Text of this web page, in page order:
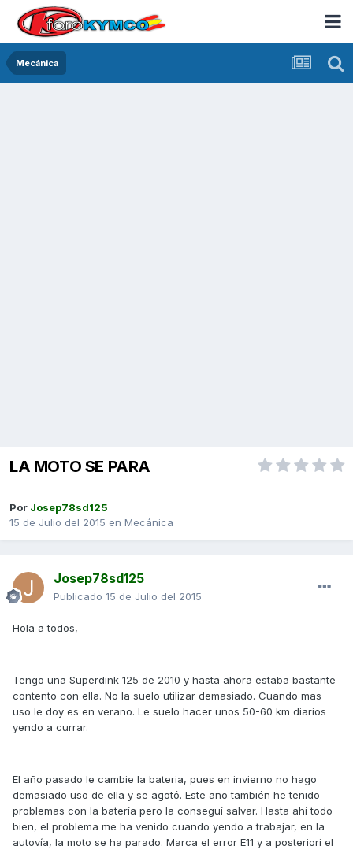
Mecánica
LA MOTO SE PARA
Por Josep78sd125
15 de Julio del 2015 en Mecánica
Josep78sd125
Publicado 15 de Julio del 2015
Hola a todos,
Tengo una Superdink 125 de 2010 y hasta ahora estaba bastante
contento con ella. No la suelo utilizar demasiado. Cuando mas
uso le doy es en verano. Le suelo hacer unos 50-60 km diarios
yendo a currar.
El año pasado le cambie la bateria, pues en invierno no hago
demasiado uso de ella y se agotó. Este año también he tenido
problemas con la batería pero la conseguí salvar. Hasta ahí todo
bien, el problema me ha venido cuando yendo a trabajar, en la
autovía, la moto se ha parado. Marca el error E11 y a posteriori el